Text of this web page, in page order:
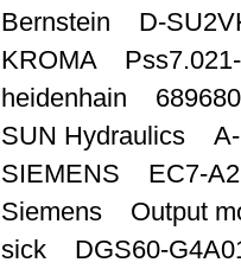
Bernstein D-
KROMA
heidenhain
SUN Hydraulics A-
SIEMENS EC7-
Siemens Output
sick DGS60-